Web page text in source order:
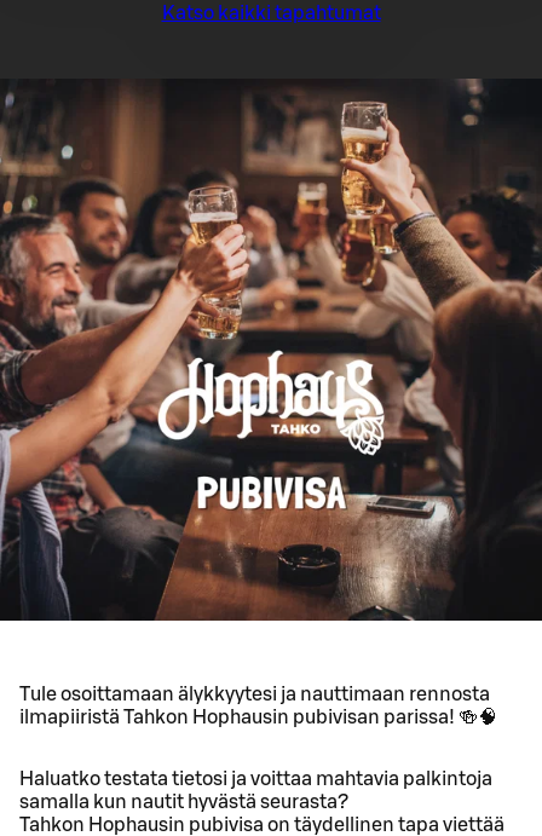
Katso kaikki tapahtumat
Tule osoittamaan älykkyytesi ja nauttimaan rennosta
ilmapiiristä Tahkon Hophausin pubivisan parissa! 🍻🧠
Haluatko testata tietosi ja voittaa mahtavia palkintoja
samalla kun nautit hyvästä seurasta?
Tahkon Hophausin pubivisa on täydellinen tapa viettää